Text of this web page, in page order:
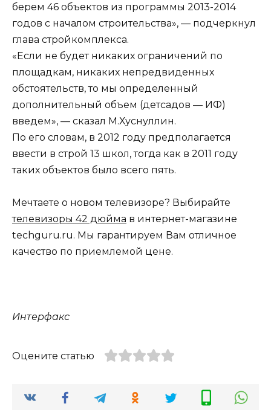
берем 46 объектов из программы 2013-2014
годов с началом строительства», — подчеркнул
глава стройкомплекса.
«Если не будет никаких ограничений по
площадкам, никаких непредвиденных
обстоятельств, то мы определенный
дополнительный объем (детсадов — ИФ)
введем», — сказал М.Хуснуллин.
По его словам, в 2012 году предполагается
ввести в строй 13 школ, тогда как в 2011 году
таких объектов было всего пять.
Мечтаете о новом телевизоре? Выбирайте
телевизоры 42 дюйма в интернет-магазине
techguru.ru. Мы гарантируем Вам отличное
качество по приемлемой цене.
Интерфакс
Оцените статью